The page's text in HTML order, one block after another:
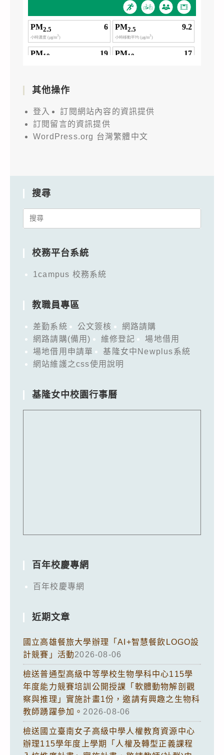
其他操作
登入
訂閱網站內容的資訊提供
訂閱留言的資訊提供
WordPress.org 台灣繁體中文
搜尋
Search
校務平台系統
1campus 校務系統
教職員專區
差勤系統 公文簽核
網路請購
網路請購(備用)
維修登記
場地借用
場地借用申請單
基隆女中Newplus系統
網站維護之css使用說明
基隆女中校園行事曆
百年校慶專網
百年校慶專網
近期文章
國立高雄餐旅大學辦理「AI+智慧餐飲LOGO設
計競賽」活動2026-08-06
檢送普通型高級中等學校生物學科中心115學
年度能力競賽培訓公開授課「軟體動物解剖觀
察與推理」實施計畫1份，邀請有興趣之生物科
教師踴躍參加。 2026-08-06
檢送國立臺南女子高級中學人權教育資源中心
辦理115學年度上學期「人權及轉型正義課程